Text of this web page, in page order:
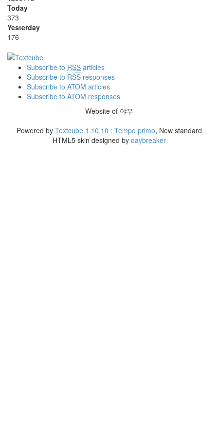
Today
373
Yesterday
176
Subscribe to RSS articles
Subscribe to RSS responses
Subscribe to ATOM articles
Subscribe to ATOM responses
Website of 야우
Powered by Textcube 1.10.10 : Tempo primo, New standard
HTML5 skin designed by daybreaker